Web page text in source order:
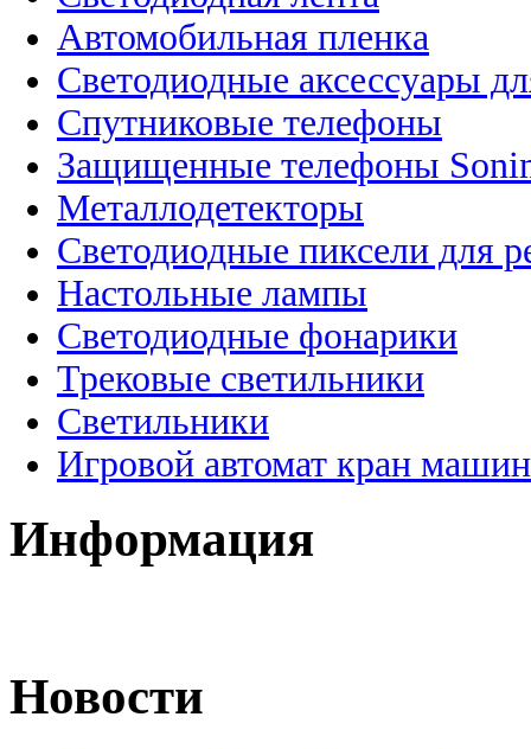
Автомобильная пленка
Светодиодные аксессуары
Спутниковые телефоны
Защищенные телефоны
Металлодетекторы
Светодиодные пиксели для
Настольные лампы
Светодиодные фонарики
Трековые светильники
Светильники
Игровой автомат кран
Информация
Новости